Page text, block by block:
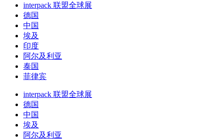
interpack 联盟全球展
德国
中国
埃及
印度
阿尔及利亚
泰国
菲律宾
interpack 联盟全球展
德国
中国
埃及
阿尔及利亚